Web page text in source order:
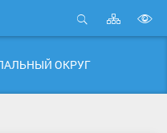
Открыть
Карта
сайта
ОКРУГ